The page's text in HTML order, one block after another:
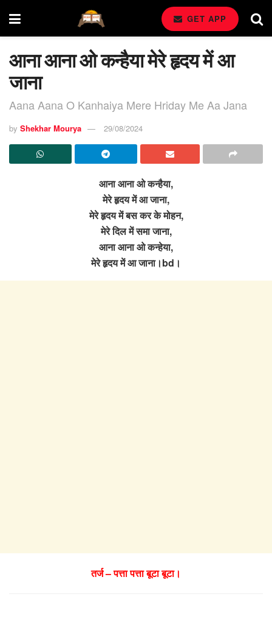
GET APP
आना आना ओ कन्हैया मेरे हृदय में आ
जाना
Aana Aana O Kanhaiya Mere Hriday Me Aa Jana
by Shekhar Mourya 29/08/2024
आना आना ओ कन्हैया,
मेरे हृदय में आ जाना,
मेरे हृदय में बस कर के मोहन,
मेरे दिल में समा जाना,
आना आना ओ कन्हेया,
मेरे हृदय में आ जाना।bd।
तर्ज – पत्ता पत्ता बूटा बूटा।